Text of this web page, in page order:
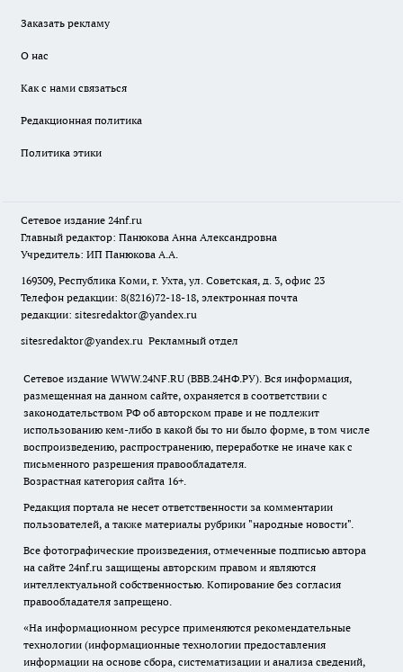
Заказать рекламу
О нас
Как с нами связаться
Редакционная политика
Политика этики
Сетевое издание 24nf.ru
Главный редактор: Панюкова Анна Александровна
Учредитель: ИП Панюкова А.А.
169309, Республика Коми, г. Ухта, ул. Советская, д. 3, офис 23
Телефон редакции: 8(8216)72-18-18, электронная почта
редакции: sitesredaktor@yandex.ru
sitesredaktor@yandex.ru Рекламный отдел
Сетевое издание WWW.24NF.RU (ВВВ.24НФ.РУ). Вся информация,
размещенная на данном сайте, охраняется в соответствии с
законодательством РФ об авторском праве и не подлежит
использованию кем-либо в какой бы то ни было форме, в том числе
воспроизведению, распространению, переработке не иначе как с
письменного разрешения правообладателя.
Возрастная категория сайта 16+.
Редакция портала не несет ответственности за комментарии
пользователей, а также материалы рубрики "народные новости".
Все фотографические произведения, отмеченные подписью автора
на сайте 24nf.ru защищены авторским правом и являются
интеллектуальной собственностью. Копирование без согласия
правообладателя запрещено.
«На информационном ресурсе применяются рекомендательные
технологии (информационные технологии предоставления
информации на основе сбора, систематизации и анализа сведений,